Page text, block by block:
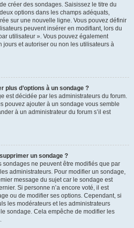
créer des sondages. Saisissez le titre du
options dans les champs adéquats,
sur une nouvelle ligne. Vous pouvez définir
peuvent insérer en modifiant, lors du
utilisateur ». Vous pouvez également
jours et autoriser ou non les utilisateurs à
plus d’options à un sondage ?
est décidée par les administrateurs du forum.
pouvez ajouter à un sondage vous semble
à un administrateur du forum s’il est
un sondage ?
sondages ne peuvent être modifiés que par
administrateurs. Pour modifier un sondage,
message du sujet car le sondage est
Si personne n’a encore voté, il est
ou de modifier ses options. Cependant, si
les modérateurs et les administrateurs
sondage. Cela empêche de modifier les